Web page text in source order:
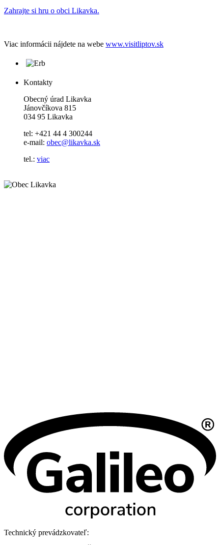
Zahrajte si hru o obci Likavka.
Viac informácii nájdete na webe www.visitliptov.sk
Kontakty
Obecný úrad Likavka
Jánovčíkova 815
034 95 Likavka
tel: +421 44 4 300244
e-mail: obec@likavka.sk
tel.: viac
Technický prevádzkovateľ: